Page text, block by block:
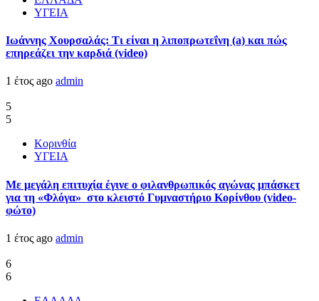
ΥΓΕΙΑ
Ιωάννης Χουρσαλάς: Τι είναι η λιποπρωτεΐνη (a) και πώς
επηρεάζει την καρδιά (video)
1 έτος ago admin
5
5
Κορινθία
ΥΓΕΙΑ
Με μεγάλη επιτυχία έγινε ο φιλανθρωπικός αγώνας μπάσκετ
για τη «Φλόγα» στο κλειστό Γυμναστήριο Κορίνθου (video-
φώτο)
1 έτος ago admin
6
6